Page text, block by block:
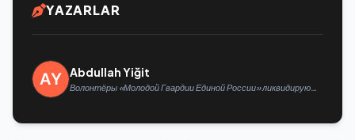
YAZARLAR
Abdullah Yiğit
Волонтёры «Молодой Гвардии Единой России» ликвидируют